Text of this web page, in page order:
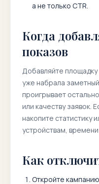
а не только CTR.
Когда
показов
Добавляйте площадку
уже набрала
проигрывает
или качеству заявок.
накопите статистику
устройствам,
Как
Откройте